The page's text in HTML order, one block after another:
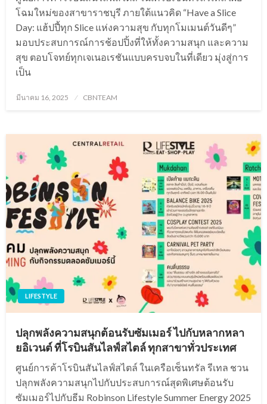
โฉมใหม่ของสาขาราชบุรี ภายใต้แนวคิด “Have a Slice
Day: แฮ้ปปี้ทุก Slice แห่งความสุข กับทุกโมเมนต์วันดีๆ”
มอบประสบการณ์การช้อปปิ้งที่ให้ทั้งความสนุก และความ
สุข ตอบโจทย์ทุกเจเนอเรชันแบบครบจบในที่เดียว มุ่งสู่การ
เป็น
Posted
มีนาคม 16, 2025 CBNTEAM
LIFESTYLE
ปลุกพลังความสนุกต้อนรับซัมเมอร์ ไปกับหลากหลา
ยอิเวนต์ ที่โรบินสันไลฟ์สไตล์ ทุกสาขาทั่วประเทศ
ศูนย์การค้าโรบินสันไลฟ์สไตล์ ในเครือเซ็นทรัล รีเทล ชวน
ปลุกพลังความสนุกไปกับประสบการณ์สุดพิเศษต้อนรับ
ซัมเมอร์ไปกับธีม Robinson Lifestyle Summer Energy 2025